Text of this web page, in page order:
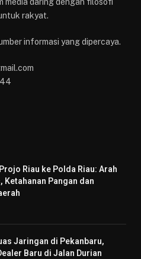
media daring dengan filosofi
rakyat.
informasi yang dipercaya.
Riau ke Polda Riau: Arah
Ketahanan Pangan dan
Jaringan di Pekanbaru,
Baru di Jalan Durian